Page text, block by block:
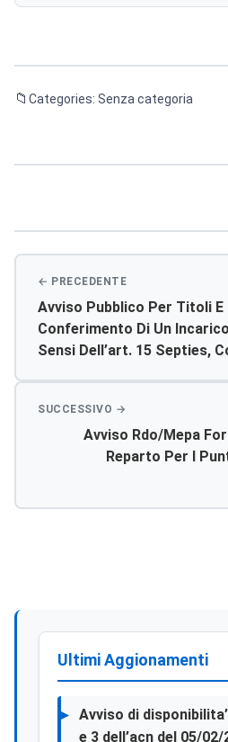
Categories: Senza categoria
Avviso Pubblico Per Titoli E
Conferimento Di Un
Sensi Dell’art. 15 Septies,
Avviso Rdo/mepa
Reparto Per I
Ultimi Aggionamenti
Avviso di
e 3 dell’acn del 05/